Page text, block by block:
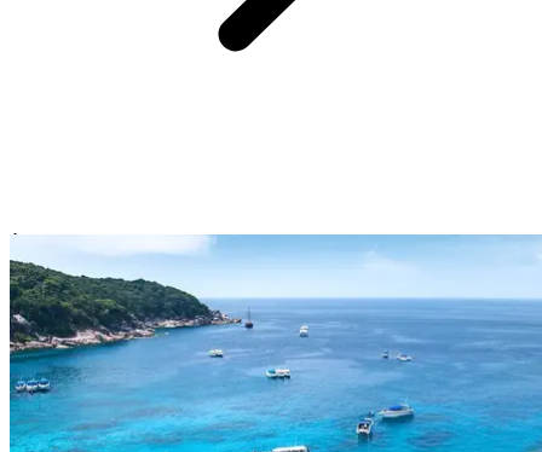
Resort Club Med Phuket Koh Phi Phi
Avec leurs plages de sable fin, leurs eaux turquoise et leurs cirques
rocheux, les îles de Phi Phi, face àPhuket
, resteront un souvenir
intense de votre séjour tout compris en Thaïlande. Lieu de plongée
mondialement connu
, ses fonds marins protégés vous offrent le
décor de rêve pour un baptême des profondeurs. À 2h de votre
Resort Club Med Phuket, depuisla sublime Maya Bay
, vous
partirez en excursion marine à bord d’un bateau à longue queue
typique.